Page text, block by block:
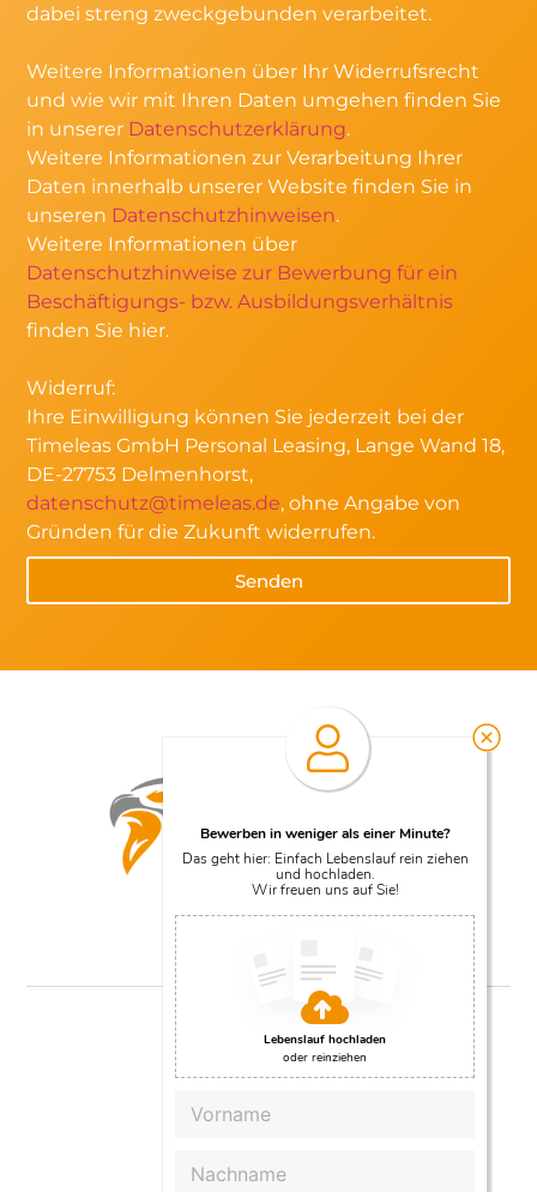
dabei streng zweckgebunden verarbeitet.
Weitere Informationen über Ihr Widerrufsrecht
und wie wir mit Ihren Daten umgehen finden Sie
in unserer Datenschutzerklärung.
Weitere Informationen zur Verarbeitung Ihrer
Daten innerhalb unserer Website finden Sie in
unseren Datenschutzhinweisen.
Weitere Informationen über
Datenschutzhinweise zur Bewerbung für ein
Beschäftigungs- bzw. Ausbildungsverhältnis
finden Sie hier.
Widerruf:
Ihre Einwilligung können Sie jederzeit bei der
Timeleas GmbH Personal Leasing, Lange Wand 18,
DE-27753 Delmenhorst,
datenschutz@timeleas.de, ohne Angabe von
Gründen für die Zukunft widerrufen.
Senden
Follow Us
Bewerben in weniger als einer Minute?
Das geht hier: Einfach Lebenslauf rein ziehen
und hochladen.
Wir freuen uns auf Sie!
Lebenslauf hochladen
oder reinziehen